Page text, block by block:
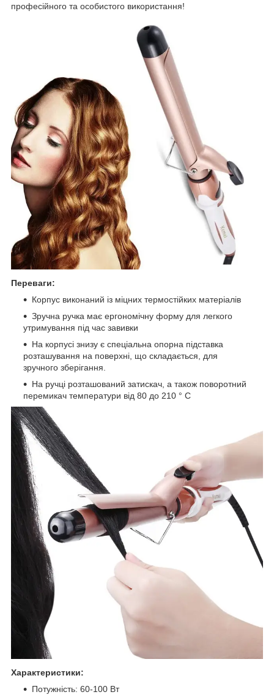
професійного та особистого використання!
Переваги:
Корпус виконаний із міцних термостійких матеріалів
Зручна ручка має ергономічну форму для легкого
утримування під час завивки
На корпусі знизу є спеціальна опорна підставка
розташування на поверхні, що складається, для
зручного зберігання.
На ручці розташований затискач, а також поворотний
перемикач температури від 80 до 210 ° С
Характеристики:
Потужність: 60-100 Вт